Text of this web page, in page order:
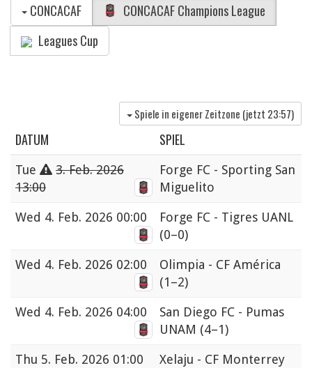
CONCACAF
CONCACAF Champions League
Leagues Cup
Spiele in eigener Zeitzone (jetzt 23:57)
DATUM SPIEL
Tue
3. Feb. 2026
13:00
Forge FC - Sporting San
Miguelito
Wed 4. Feb. 2026 00:00
Forge FC - Tigres UANL
(0–0)
Wed 4. Feb. 2026 02:00
Olimpia - CF América
(1–2)
Wed 4. Feb. 2026 04:00
San Diego FC - Pumas
UNAM (4–1)
Thu 5. Feb. 2026 01:00
Xelaju - CF Monterrey